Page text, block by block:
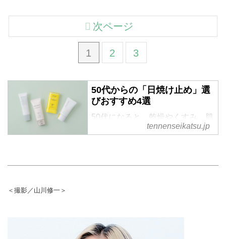
1 2 3
次ページ
50代からの「日焼け止め」選
びおすすめ4選
50代になると、乾燥やくすみ、肌
のゆらぎなど、若いころとは違う
でなく保湿力や使い心地で選ぶこ
tennenseikatsu.jp
＜撮影／山川修一＞